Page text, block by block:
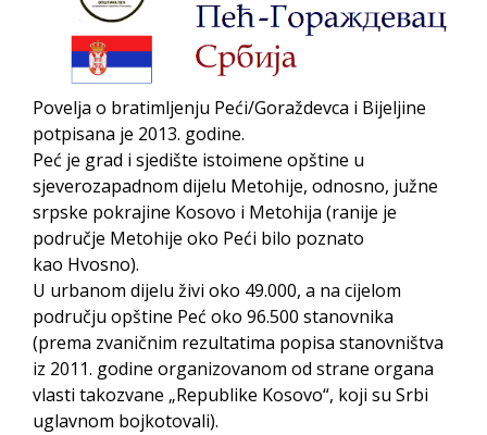
PRELIMINARNA RANG LISTA KANDIDATA KOJI
SU OSTVARILI PRAVO NA GRADSKI MJESEČNI
BORAČKI DODATAK ZA DEMOBILISANE
BORCE VOJSKE REPUBLIKE SRPSKE U STANjU
SOCIJALNE POTREBE
Obrasci zahtjeva za regresirano gorivo
dostupni od 13. marta do 15. novembra
Zahtjev za izdavanje PONOSNE KARTICE
Obavještenje o zabrani saobraćaja 6. i 7.
avgusta
Obavještenje za preduzetnika - Vera Ujić
Povelja o bratimljenju Peći/Goraždevca i Bijeljine
potpisana je 2013. godine.
Peć je grad i sjedište istoimene opštine u
sjeverozapadnom dijelu Metohije, odnosno, južne
srpske pokrajine Kosovo i Metohija (ranije je
područje Metohije oko Peći bilo poznato
kao Hvosno).
U urbanom dijelu živi oko 49.000, a na cijelom
području opštine Peć oko 96.500 stanovnika
(prema zvaničnim rezultatima popisa stanovništva
iz 2011. godine organizovanom od strane organa
vlasti takozvane „Republike Kosovo“, koji su Srbi
uglavnom bojkotovali).